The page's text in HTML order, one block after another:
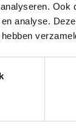
Ook
analyse.
2025 en
afschaffing van
een van
vanaf volgend